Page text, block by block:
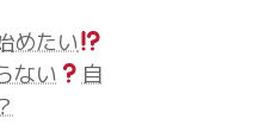
めたい
ない
自